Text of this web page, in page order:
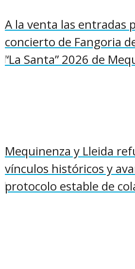
A la venta las entradas
concierto de Fangoria
“La Santa” 2026 de
Mequinenza y Lleida
vínculos históricos y
protocolo estable de